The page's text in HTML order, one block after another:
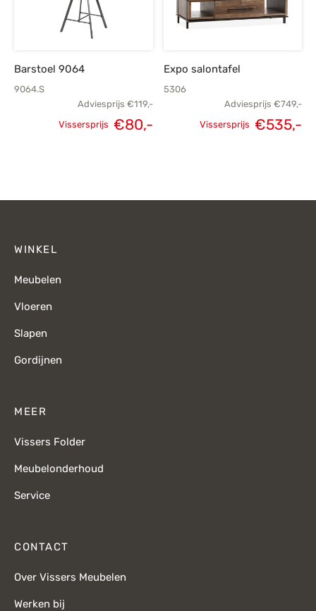
Barstoel 9064
9064.S
Adviesprijs €119,-
Vissersprijs €80,-
Expo salontafel
5306
Adviesprijs €749,-
Vissersprijs €535,-
WINKEL
Meubelen
Vloeren
Slapen
Gordijnen
MEER
Vissers Folder
Meubelonderhoud
Service
CONTACT
Over Vissers Meubelen
Werken bij